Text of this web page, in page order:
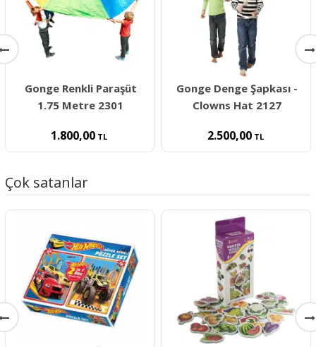
Gonge Renkli Paraşüt
1.75 Metre 2301
1.800,00TL
Gonge Denge Şapkası -
Clowns Hat 2127
2.500,00TL
Çok satanlar